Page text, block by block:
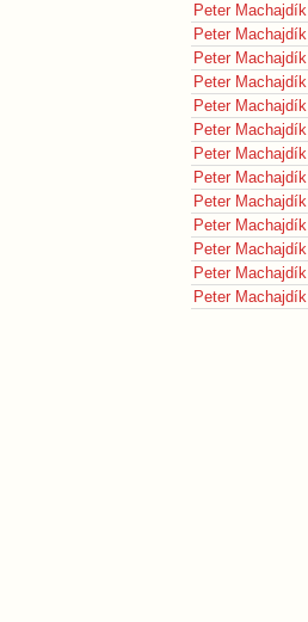
Peter Machajdík
Peter Machajdík
Peter Machajdík
Peter Machajdík
Peter Machajdík
Peter Machajdík
Peter Machajdík
Peter Machajdík
Peter Machajdík
Peter Machajdík
Peter Machajdík
Peter Machajdík
Peter Machajdík